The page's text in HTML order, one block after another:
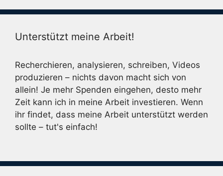
Unterstützt meine Arbeit!
Recherchieren, analysieren, schreiben, Videos
produzieren – nichts davon macht sich von
allein! Je mehr Spenden eingehen, desto mehr
Zeit kann ich in meine Arbeit investieren. Wenn
ihr findet, dass meine Arbeit unterstützt werden
sollte – tut's einfach!